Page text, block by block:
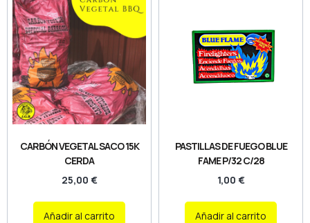
CARBÓN VEGETAL SACO 15K
CERDA
25,00 €
Añadir al carrito
PASTILLAS DE FUEGO BLUE
FAME P/32 C/28
1,00 €
Añadir al carrito